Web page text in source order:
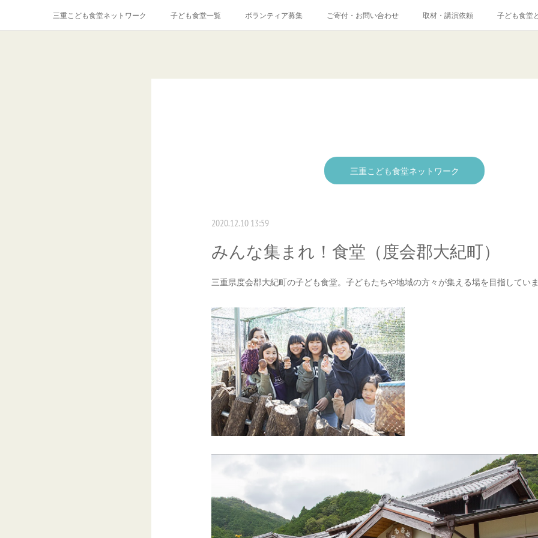
三重こども食堂ネットワーク 子ども食堂一覧 ボランティア募集 ご寄付・お問い合わせ 取材・講演依頼 子ども食堂
三重こども食堂ネットワーク
2020.12.10 13:59
みんな集まれ！食堂（度会郡大紀町）
三重県度会郡大紀町の子ども食堂。子どもたちや地域の方々が集える場を目指してい